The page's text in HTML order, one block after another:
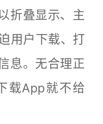
折叠显示、主
用户下载、打
息。无合理正
载App就不给